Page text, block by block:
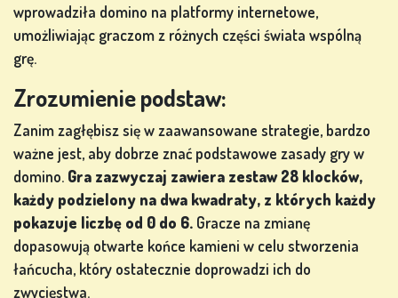
wprowadziła domino na platformy internetowe,
umożliwiając graczom z różnych części świata wspólną
grę.
Zrozumienie podstaw:
Zanim zagłębisz się w zaawansowane strategie, bardzo
ważne jest, aby dobrze znać podstawowe zasady gry w
domino. Gra zazwyczaj zawiera zestaw 28 klocków,
każdy podzielony na dwa kwadraty, z których każdy
pokazuje liczbę od 0 do 6. Gracze na zmianę
dopasowują otwarte końce kamieni w celu stworzenia
łańcucha, który ostatecznie doprowadzi ich do
zwycięstwa.